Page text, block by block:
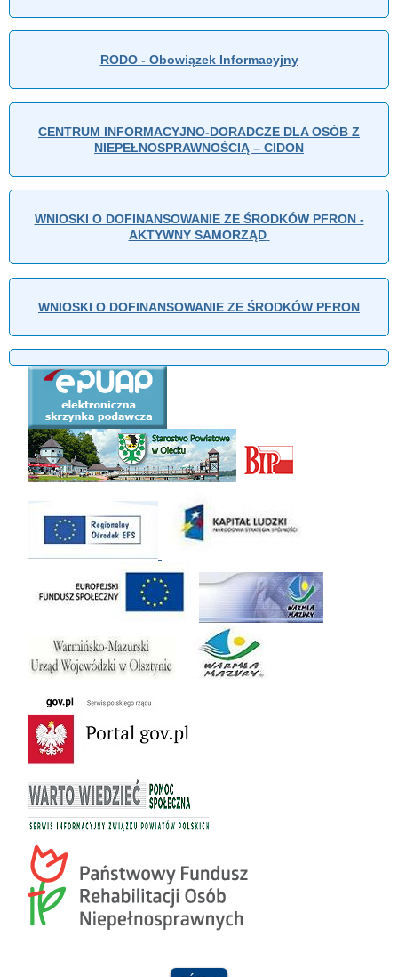
RODO - Obowiązek Informacyjny
CENTRUM INFORMACYJNO-DORADCZE DLA OSÓB Z
NIEPEŁNOSPRAWNOŚCIĄ – CIDON
WNIOSKI O DOFINANSOWANIE ZE ŚRODKÓW PFRON -
AKTYWNY SAMORZĄD
WNIOSKI O DOFINANSOWANIE ZE ŚRODKÓW PFRON